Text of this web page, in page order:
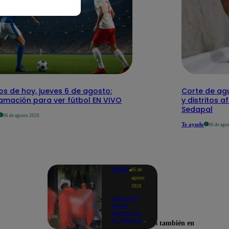
de hoy, jueves 6 de agosto:
para ver fútbol EN VIVO
06 de agosto 2026
Corte de
y distritos
Sedapal
Te ayudo 06 de
Mundo 05 de
agosto
2026
Asesinan
de un
balazo en
la cabeza a
Encuéntranos también en